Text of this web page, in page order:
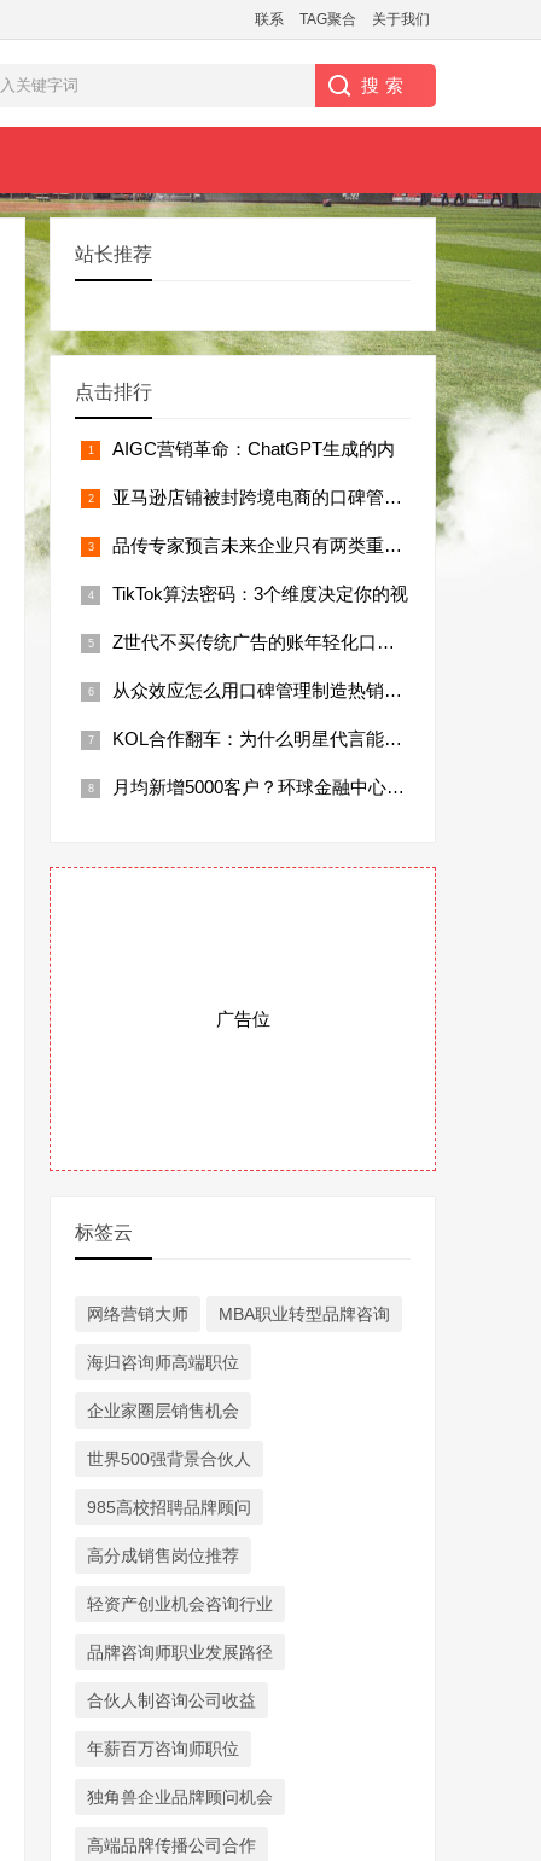
联系 TAG聚合 关于我们
站长推荐
点击排行
AIGC营销革命：ChatGPT生成的内
亚马逊店铺被封跨境电商的口碑管理生死线
品传专家预言未来企业只有两类重视口碑管理
TikTok算法密码：3个维度决定你的视
Z世代不买传统广告的账年轻化口碑管理方法
从众效应怎么用口碑管理制造热销现象的秘诀
KOL合作翻车：为什么明星代言能让品牌股
月均新增5000客户？环球金融中心合作商
广告位
标签云
网络营销大师 MBA职业转型品牌咨询
海归咨询师高端职位
企业家圈层销售机会
世界500强背景合伙人
985高校招聘品牌顾问
高分成销售岗位推荐
轻资产创业机会咨询行业
品牌咨询师职业发展路径
合伙人制咨询公司收益
年薪百万咨询师职位
独角兽企业品牌顾问机会
高端品牌传播公司合作